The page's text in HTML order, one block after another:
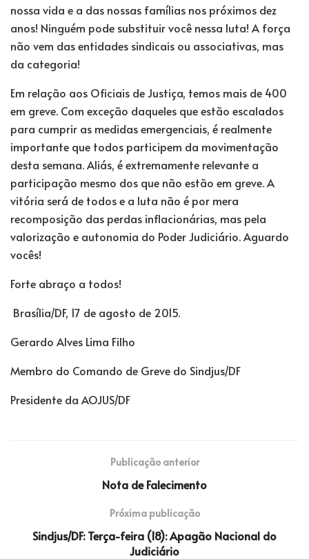
nossa vida e a das nossas famílias nos próximos dez
anos! Ninguém pode substituir você nessa luta! A força
não vem das entidades sindicais ou associativas, mas
da categoria!
Em relação aos Oficiais de Justiça, temos mais de 400
em greve. Com exceção daqueles que estão escalados
para cumprir as medidas emergenciais, é realmente
importante que todos participem da movimentação
desta semana. Aliás, é extremamente relevante a
participação mesmo dos que não estão em greve. A
vitória será de todos e a luta não é por mera
recomposição das perdas inflacionárias, mas pela
valorização e autonomia do Poder Judiciário. Aguardo
vocês!
Forte abraço a todos!
Brasília/DF, 17 de agosto de 2015.
Gerardo Alves Lima Filho
Membro do Comando de Greve do Sindjus/DF
Presidente da AOJUS/DF
Publicação anterior
Nota de Falecimento
Próxima publicação
Sindjus/DF: Terça-feira (18): Apagão Nacional do
Judiciário